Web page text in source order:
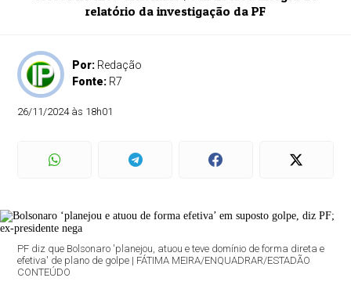
relatório da investigação da PF
Por: Redação
Fonte: R7
26/11/2024 às 18h01
PF diz que Bolsonaro 'planejou, atuou e teve domínio de forma direta e
efetiva' de plano de golpe | FÁTIMA MEIRA/ENQUADRAR/ESTADÃO
CONTEÚDO